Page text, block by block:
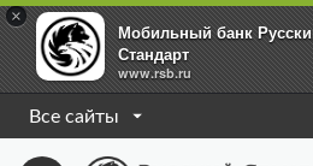
×
Мобильный банк
Стандарт
www.rsb.ru
Все сайты